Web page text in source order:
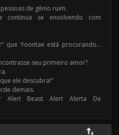
de gênio ruim.
continua se envolvendo com
que Yoontae está procurando…
seu primeiro amor?
ele descubra!”
demais.
Alert Beast Alert Alerta De